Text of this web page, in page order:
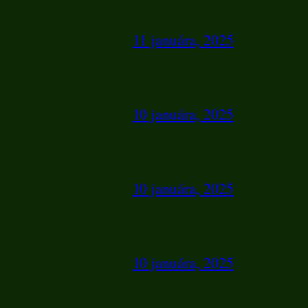
11 januára, 2025
10 januára, 2025
10 januára, 2025
10 januára, 2025